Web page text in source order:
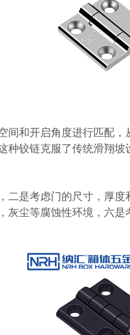
间和开启角度进行匹配
种铰链克服了传统滑翔
二是考虑门的尺寸，厚
灰尘等腐蚀性环境，六是